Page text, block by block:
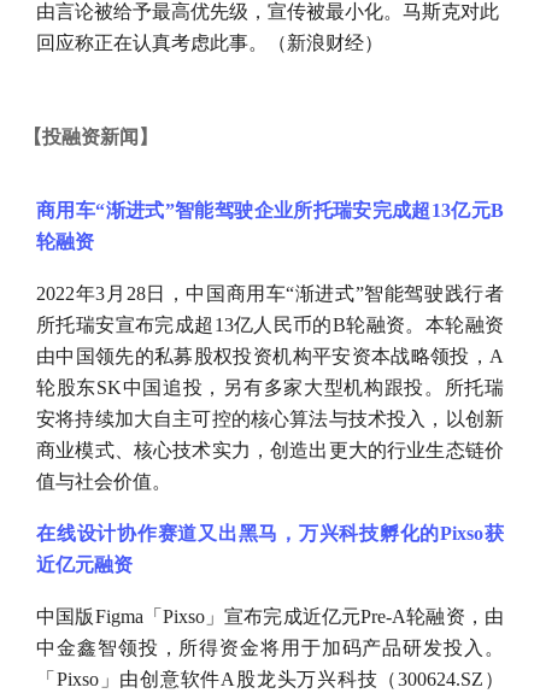
由言论被给予最高优先级，宣传被最小化。马斯克对此
回应称正在认真考虑此事。（新浪财经）
【投融资新闻 】
商用车“渐进式”智能驾驶企业所托瑞安完成超13亿元B
轮融资
2022年3月28日，中国商用车“渐进式”智能驾驶践行者
所托瑞安宣布完成超13亿人民币的B轮融资。本轮融资
由中国领先的私募股权投资机构平安资本战略领投，A
轮股东SK中国追投，另有多家大型机构跟投。所托瑞
安将持续加大自主可控的核心算法与技术投入，以创新
商业模式、核心技术实力，创造出更大的行业生态链价
值与社会价值。
在线设计协作赛道又出黑马，万兴科技孵化的Pixso获
近亿元融资
中国版Figma「Pixso」宣布完成近亿元Pre-A轮融资，由
中金鑫智领投，所得资金将用于加码产品研发投入。
「Pixso」由创意软件A股龙头万兴科技（300624.SZ）